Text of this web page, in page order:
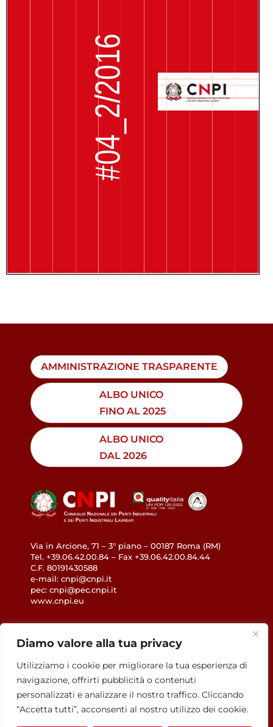
Diamo valore alla tua privacy
Utilizziamo i cookie per migliorare la tua esperienza di
navigazione, offrirti pubblicità o contenuti
personalizzati e analizzare il nostro traffico. Cliccando
“Accetta tutti”, acconsenti al nostro utilizzo dei cookie.
AMMINISTRAZIONE TRASPARENTE
ALBO UNICO
FINO AL 2025
ALBO UNICO
DAL 2026
Via in Arcione, 71 – 3° piano – 00187 Roma (RM)
Tel. +39.06.42.00.84 – Fax +39.06.42.00.84.44
C.F. 80191430588
e-mail: cnpi@cnpi.it
pec: cnpi@pec.cnpi.it
www.cnpi.eu
Cookie Policy
Accessibilità